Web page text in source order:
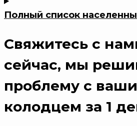
Полный список
Свяжитесь с
сейчас, мы
проблему с
колодцем за 1